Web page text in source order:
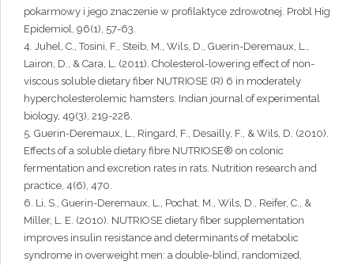
pokarmowy i jego znaczenie w profilaktyce zdrowotnej. Probl Hig
Epidemiol, 96(1), 57-63.
4. Juhel, C., Tosini, F., Steib, M., Wils, D., Guerin-Deremaux, L.,
Lairon, D., & Cara, L. (2011). Cholesterol-lowering effect of non-
viscous soluble dietary fiber NUTRIOSE (R) 6 in moderately
hypercholesterolemic hamsters. Indian journal of experimental
biology, 49(3), 219-228.
5. Guerin-Deremaux, L., Ringard, F., Desailly, F., & Wils, D. (2010).
Effects of a soluble dietary fibre NUTRIOSE® on colonic
fermentation and excretion rates in rats. Nutrition research and
practice, 4(6), 470.
6. Li, S., Guerin-Deremaux, L., Pochat, M., Wils, D., Reifer, C., &
Miller, L. E. (2010). NUTRIOSE dietary fiber supplementation
improves insulin resistance and determinants of metabolic
syndrome in overweight men: a double-blind, randomized,